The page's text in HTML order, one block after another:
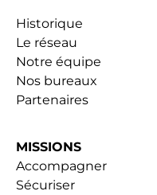
Historique
Le réseau
Notre équipe
Nos bureaux
Partenaires
MISSIONS
Accompagner
Sécuriser